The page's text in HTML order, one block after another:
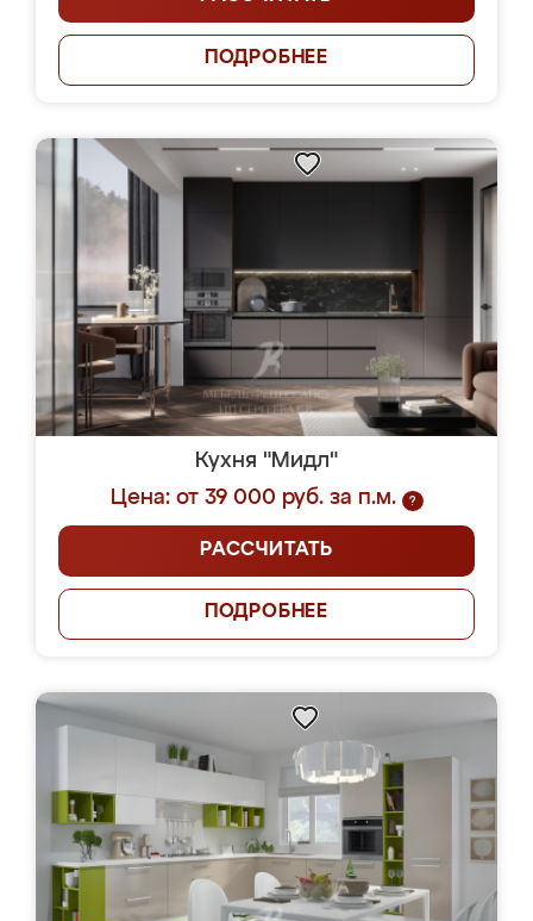
ПОДРОБНЕЕ
Кухня "Мидл"
Цена: от 39 000 руб. за п.м.
?
РАССЧИТАТЬ
ПОДРОБНЕЕ